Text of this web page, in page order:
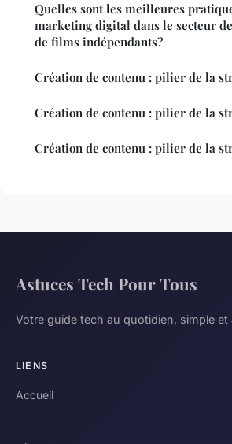
Quelles sont les meilleures
marketing digital dans le secteur
de films indépendants?
Création de contenu : pilier de la
Création de contenu : pilier de la
Création de contenu : pilier de la
Astuces Tech Pour Tous
Votre guide tech au quotidien, simple et
LIENS
Accueil